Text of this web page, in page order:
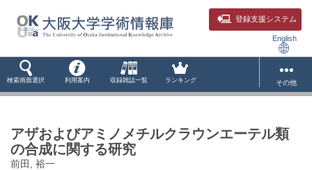
登録支援システム
English
検索画面選択 利用案内 収録雑誌一覧 ランキング その他
アザおよびアミノメチルクラウンエーテル類
の合成に関する研究
前田, 裕一